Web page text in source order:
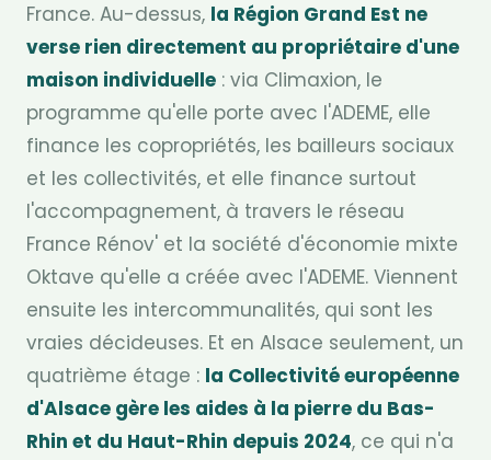
France. Au-dessus, la Région Grand Est ne
verse rien directement au propriétaire d'une
maison individuelle : via Climaxion, le
programme qu'elle porte avec l'ADEME, elle
finance les copropriétés, les bailleurs sociaux
et les collectivités, et elle finance surtout
l'accompagnement, à travers le réseau
France Rénov' et la société d'économie mixte
Oktave qu'elle a créée avec l'ADEME. Viennent
ensuite les intercommunalités, qui sont les
vraies décideuses. Et en Alsace seulement, un
quatrième étage : la Collectivité européenne
d'Alsace gère les aides à la pierre du Bas-
Rhin et du Haut-Rhin depuis 2024, ce qui n'a